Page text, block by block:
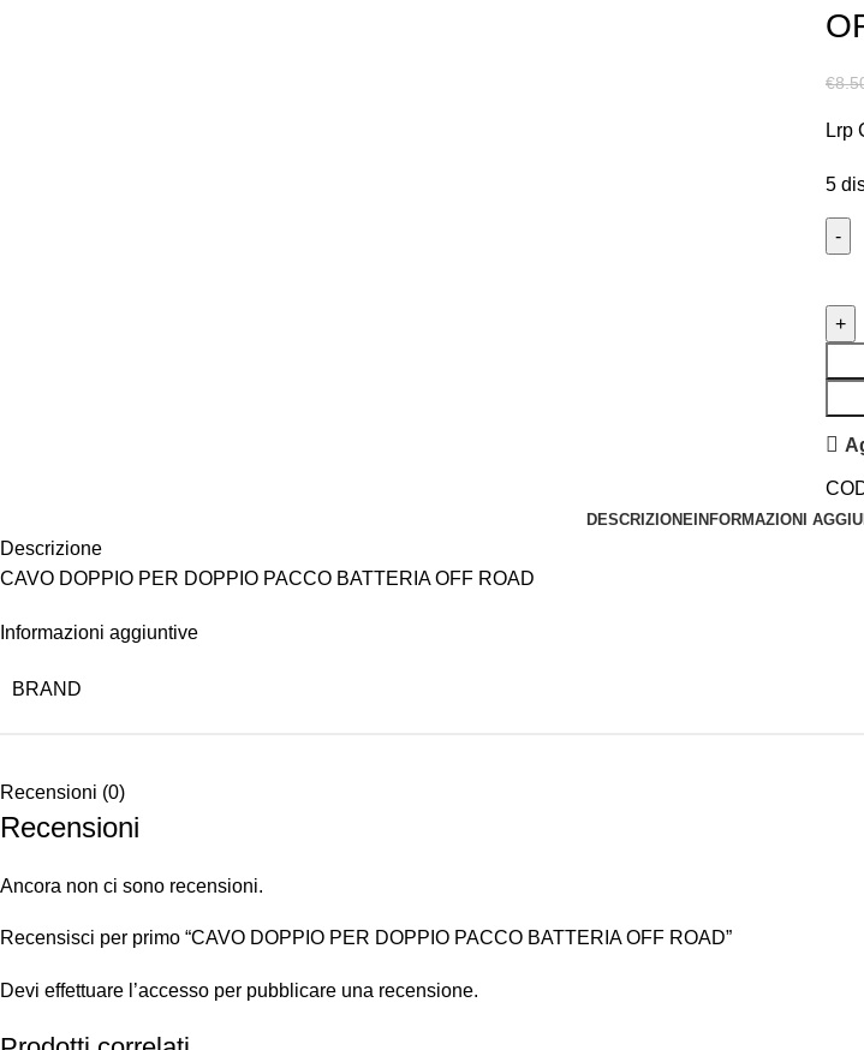
€
Lrp
5
DESCRIZIONEINFORMAZIONI
Descrizione
CAVO DOPPIO PER DOPPIO PACCO BATTERIA OFF ROAD
Informazioni aggiuntive
BRAND
Recensioni (0)
Recensioni
Ancora non ci sono recensioni.
Recensisci per primo “CAVO DOPPIO PER DOPPIO PACCO BATTERIA OFF ROAD”
Devi effettuare l’accesso per pubblicare una recensione.